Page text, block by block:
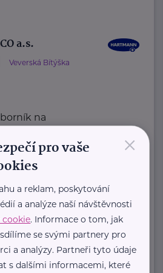
a.s.
Veverská Bítýška
na
tradicí.
cs-cz
ČR
×
pro vaše
a reklam, poskytování
a analýze naší návštěvnosti
cookie. Informace o tom, jak
se svými partnery pro
a analýzy. Partneři tyto údaje
s dalšími informacemi, které